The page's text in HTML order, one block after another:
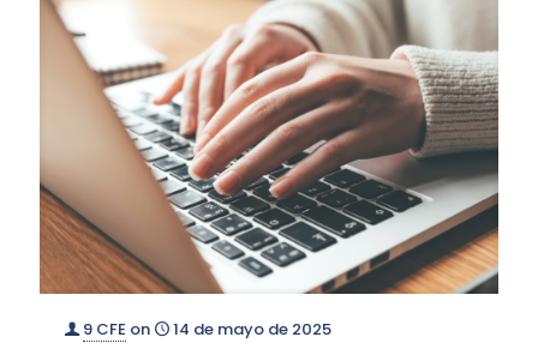
9 CFE on 14 de mayo de 2025